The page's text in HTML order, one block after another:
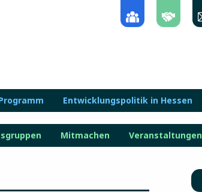
Entwicklungspolitik in Hessen
Mitmachen Veranstaltungen